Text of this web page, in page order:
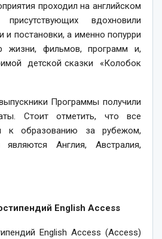
проходил на английском
вдохновили
и постановки, а именно попурри
жизни, фильмов, программ и,
детской сказки «Колобок
Программы получили
Стоит отметить, что все
к образованию за рубежом,
Англия, Австралия,
English Access
English Access (Access)